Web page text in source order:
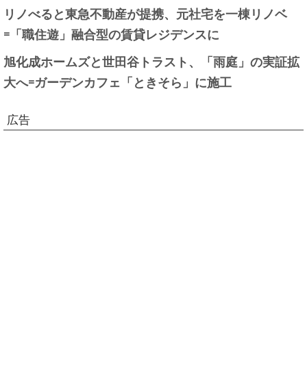
リノべると東急不動産が提携、元社宅を一棟リノベ
=「職住遊」融合型の賃貸レジデンスに
旭化成ホームズと世田谷トラスト、「雨庭」の実証拡
大へ=ガーデンカフェ「ときそら」に施工
広告